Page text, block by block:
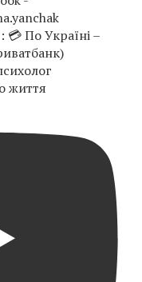
життя